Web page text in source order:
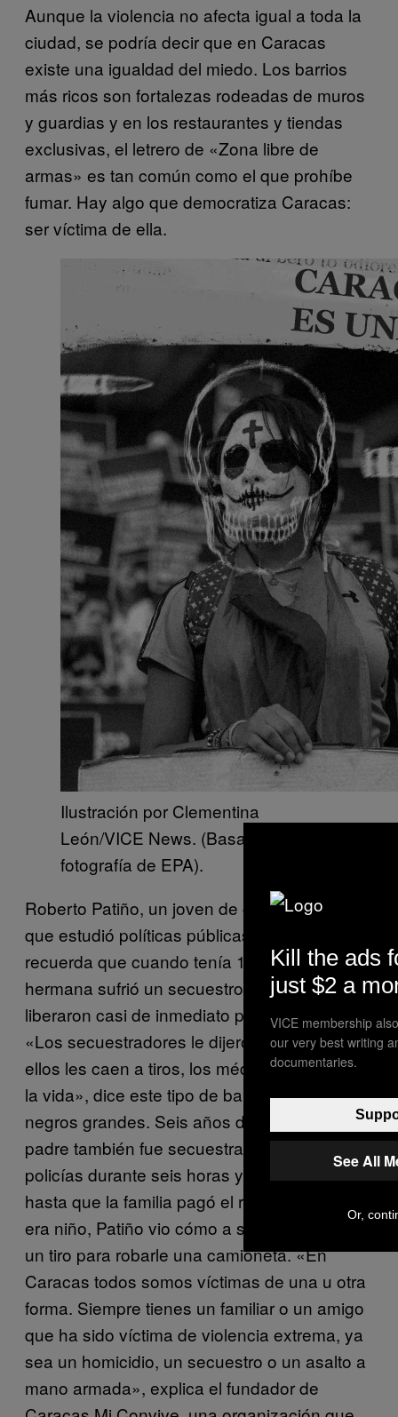
Aunque la violencia no afecta igual a toda la
ciudad, se podría decir que en Caracas
existe una igualdad del miedo. Los barrios
más ricos son fortalezas rodeadas de muros
y guardias y en los restaurantes y tiendas
exclusivas, el letrero de «Zona libre de
armas» es tan común como el que prohíbe
fumar. Hay algo que democratiza Caracas:
ser víctima de ella.
Ilustración por Clementina
León/VICE News. (Basada en
fotografía de EPA).
Roberto Patiño, un joven de clase media alta
que estudió políticas públicas en Harvard,
recuerda que cuando tenía 17 años, su
hermana sufrió un secuestro exprés. La
liberaron casi de inmediato por ser médico.
«Los secuestradores le dijeron que cuando a
ellos les caen a tiros, los médicos les salvan
la vida», dice este tipo de barba y ojos
negros grandes. Seis años después, su
padre también fue secuestrado por unos
policías durante seis horas y fue liberado
hasta que la familia pagó el rescate. Cuando
era niño, Patiño vio cómo a su tío le pegaban
un tiro para robarle una camioneta. «En
Caracas todos somos víctimas de una u otra
forma. Siempre tienes un familiar o un amigo
que ha sido víctima de violencia extrema, ya
sea un homicidio, un secuestro o un asalto a
mano armada», explica el fundador de
Kill the ads
just $2 a
VICE membership
our very best writing
documentaries.
See All
Or,